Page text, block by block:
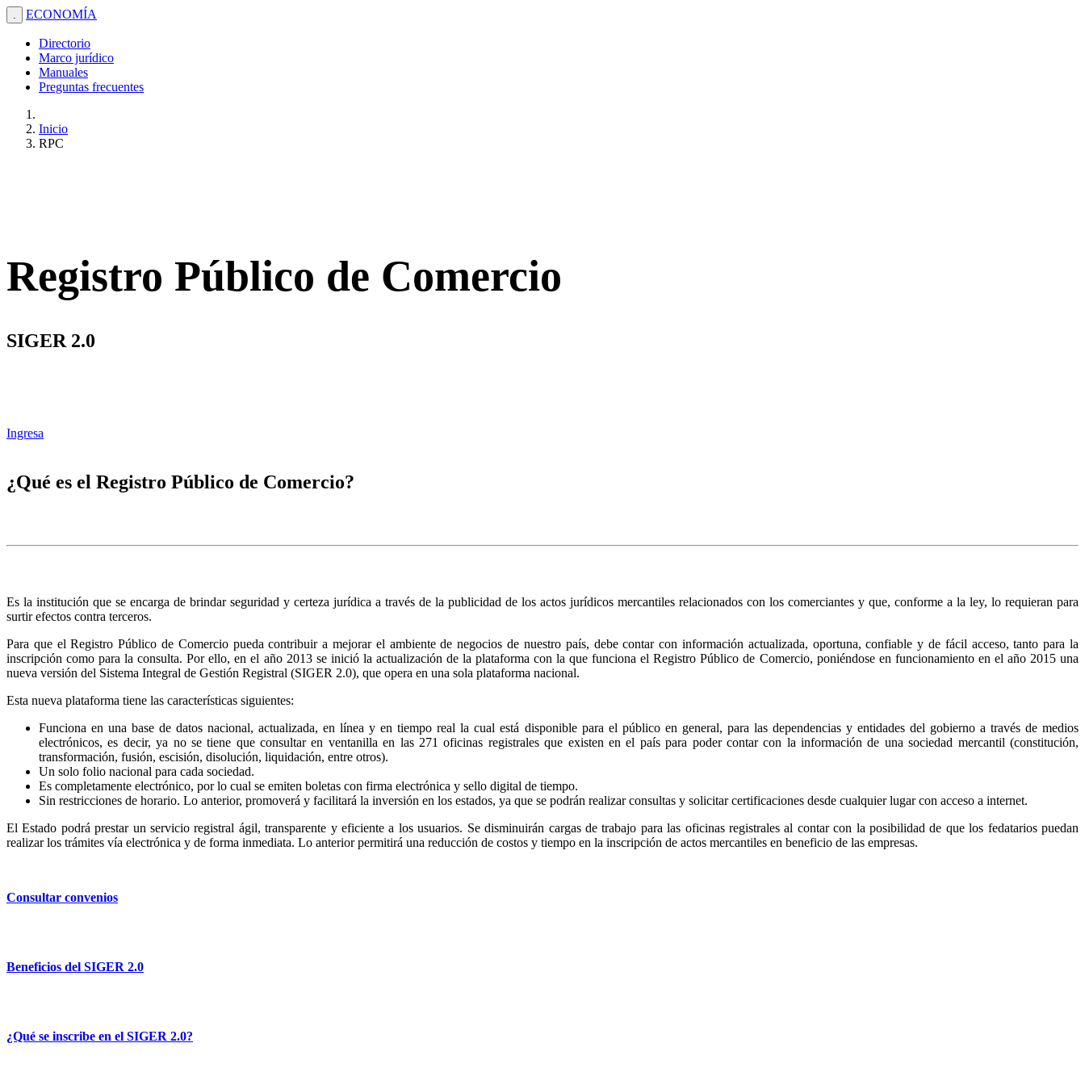
. ECONOMÍA
Directorio
Marco jurídico
Manuales
Preguntas frecuentes
Inicio
RPC
Registro Público de Comercio
SIGER 2.0
Ingresa
¿Qué es el Registro Público de Comercio?
Es la institución que se encarga de brindar seguridad y certeza jurídica a través de la publicidad de los actos jurídicos mercantiles relacionados con los comerciantes y que, conforme a la ley, lo requieran para
surtir efectos contra terceros.
Para que el Registro Público de Comercio pueda contribuir a mejorar el ambiente de negocios de nuestro país, debe contar con información actualizada, oportuna, confiable y de fácil acceso, tanto para la
inscripción como para la consulta. Por ello, en el año 2013 se inició la actualización de la plataforma con la que funciona el Registro Público de Comercio, poniéndose en funcionamiento en el año 2015 una
nueva versión del Sistema Integral de Gestión Registral (SIGER 2.0), que opera en una sola plataforma nacional.
Esta nueva plataforma tiene las características siguientes:
Funciona en una base de datos nacional, actualizada, en línea y en tiempo real la cual está disponible para el público en general, para las dependencias y entidades del gobierno a través de medios
electrónicos, es decir, ya no se tiene que consultar en ventanilla en las 271 oficinas registrales que existen en el país para poder contar con la información de una sociedad mercantil (constitución,
transformación, fusión, escisión, disolución, liquidación, entre otros).
Un solo folio nacional para cada sociedad.
Es completamente electrónico, por lo cual se emiten boletas con firma electrónica y sello digital de tiempo.
Sin restricciones de horario. Lo anterior, promoverá y facilitará la inversión en los estados, ya que se podrán realizar consultas y solicitar certificaciones desde cualquier lugar con acceso a internet.
El Estado podrá prestar un servicio registral ágil, transparente y eficiente a los usuarios. Se disminuirán cargas de trabajo para las oficinas registrales al contar con la posibilidad de que los fedatarios puedan
realizar los trámites vía electrónica y de forma inmediata. Lo anterior permitirá una reducción de costos y tiempo en la inscripción de actos mercantiles en beneficio de las empresas.
Consultar convenios
Beneficios del SIGER 2.0
¿Qué se inscribe en el SIGER 2.0?